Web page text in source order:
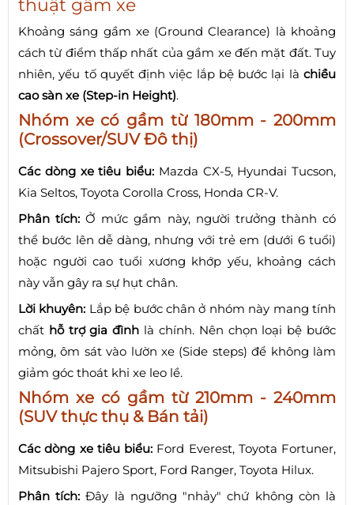
thuật gầm xe
Khoảng sáng gầm xe (Ground Clearance) là khoảng
cách từ điểm thấp nhất của gầm xe đến mặt đất. Tuy
nhiên, yếu tố quyết định việc lắp bệ bước lại là chiều
cao sàn xe (Step-in Height).
Nhóm xe có gầm từ 180mm - 200mm
(Crossover/SUV Đô thị)
Các dòng xe tiêu biểu: Mazda CX-5, Hyundai Tucson,
Kia Seltos, Toyota Corolla Cross, Honda CR-V.
Phân tích: Ở mức gầm này, người trưởng thành có
thể bước lên dễ dàng, nhưng với trẻ em (dưới 6 tuổi)
hoặc người cao tuổi xương khớp yếu, khoảng cách
này vẫn gây ra sự hụt chân.
Lời khuyên: Lắp bệ bước chân ở nhóm này mang tính
chất hỗ trợ gia đình là chính. Nên chọn loại bệ bước
mỏng, ôm sát vào lườn xe (Side steps) để không làm
giảm góc thoát khi xe leo lề.
Nhóm xe có gầm từ 210mm - 240mm
(SUV thực thụ & Bán tải)
Các dòng xe tiêu biểu: Ford Everest, Toyota Fortuner,
Mitsubishi Pajero Sport, Ford Ranger, Toyota Hilux.
Phân tích: Đây là ngưỡng "nhảy" chứ không còn là